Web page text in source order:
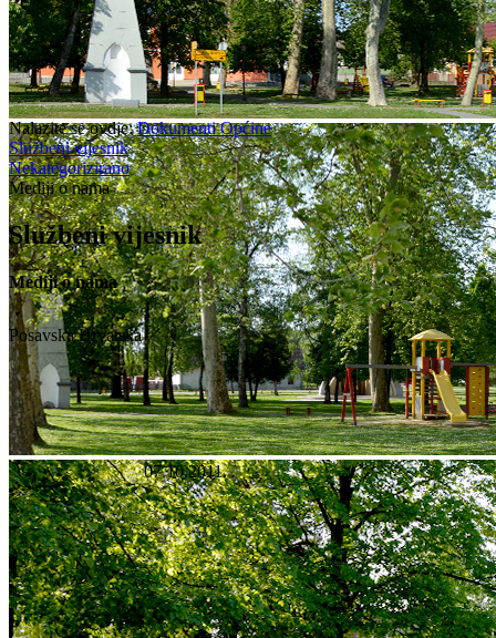
Nalazite se ovdje:Dokumenti Općine
Službeni vijesnik
Nekategorizirano
Mediji o nama
Službeni vijesnik
Mediji o nama
Posavska Hrvatska
07.10.2011.